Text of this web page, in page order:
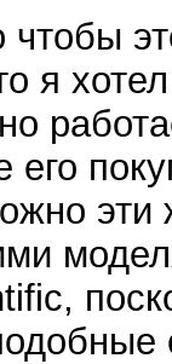
чтобы
я
его
эти